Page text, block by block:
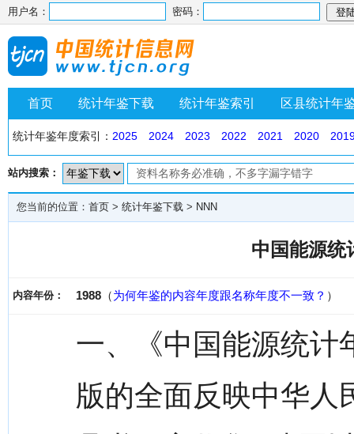
用户名： 密码：
首页 统计年鉴下载 统计年鉴索引 区县统计年
统计年鉴年度索引： 2025 2024 2023 2022 2021 2020
站内搜索：
您当前的位置： 首页 > 统计年鉴下载 > NNN
中国能源统
内容年份： 1988 （为何年鉴的内容年度跟名称年度不一致？ ）
一、《中国能源统计
版的全面反映中华人